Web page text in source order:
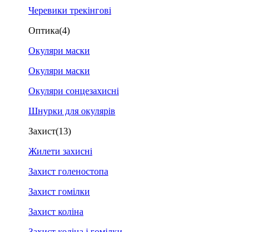
Черевики трекінгові
Оптика(4)
Окуляри маски
Окуляри маски
Окуляри сонцезахисні
Шнурки для окулярів
Захист(13)
Жилети захисні
Захист голеностопа
Захист гомілки
Захист коліна